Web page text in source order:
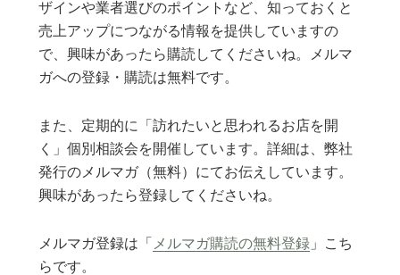
ザインや業者選びのポイントなど、知っておくと
売上アップにつながる情報を提供していますの
で、興味があったら購読してくださいね。メルマ
ガへの登録・購読は無料です。
また、定期的に「訪れたいと思われるお店を開
く」個別相談会を開催しています。詳細は、弊社
発行のメルマガ（無料）にてお伝えしています。
興味があったら登録してくださいね。
メルマガ登録は「 メルマガ購読の無料登録 」こち
らです。